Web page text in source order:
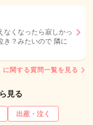
なくなったら寂しかっ
き？みたいので 隣に
に関する質問一覧を見る
見る
出産・泣く